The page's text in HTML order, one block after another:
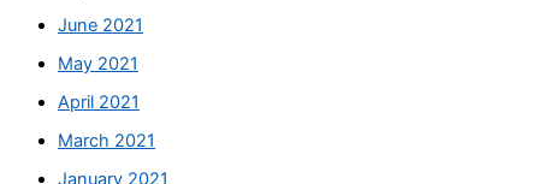
June 2021
May 2021
April 2021
March 2021
January 2021